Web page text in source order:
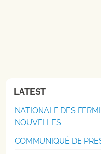
LATEST
NATIONALE DES
NOUVELLES
COMMUNIQUÉ DE